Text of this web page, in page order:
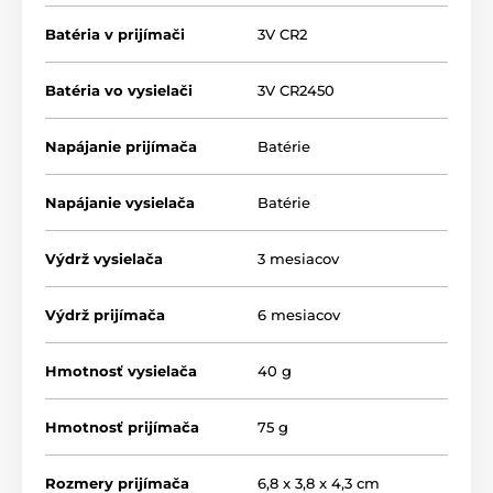
do vzdialenosti až 200 metrov. Dosah je
dostatočný ako pre základný, tak aj profesionálny
výcvik väčšiny psov, je ideálnou voľbou pre použitie
ako v meste, tak aj v lese, kde sú horšie podmienky a
môže dôjsť k zníženiu dosiahnutia.
Typ korekcie
Batéria v prijímači 3V CR2
Batéria vo vysielači 3V CR2450
Napájanie prijímača Batérie
Napájanie vysielača Batérie
Výdrž vysielača 3 mesiacov
Výdrž prijímača 6 mesiacov
Hmotnosť vysielača 40 g
Hmotnosť prijímača 75 g
Rozmery prijímača 6,8 x 3,8 x 4,3 cm